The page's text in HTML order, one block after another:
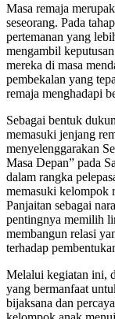
Masa remaja
seseorang. Pada
pertemanan yang
mengambil
mereka di masa
pembekalan yang
remaja menghadapi
Sebagai bentuk
memasuki jenjang
menyelenggarakan
Masa Depan” pada
dalam rangka
memasuki kelompok
Panjaitan sebagai
pentingnya memilih
membangun relasi
terhadap
Melalui kegiatan ini,
yang bermanfaat
bijaksana dan